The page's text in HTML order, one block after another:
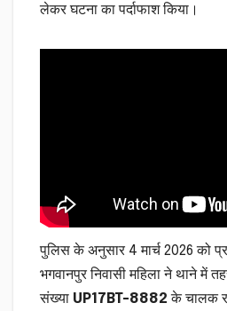
लेकर घटना का पर्दाफाश किया।
पुलिस के अनुसार 4 मार्च 2026 को
भगवानपुर निवासी महिला ने थाने में
संख्या UP17BT-8882 के चालक